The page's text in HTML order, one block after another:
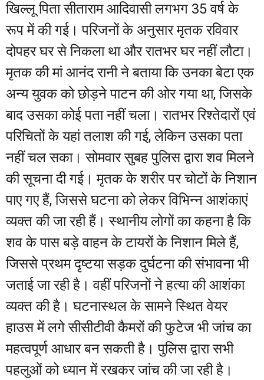
खिल्लू पिता सीताराम आदिवासी लगभग 35 वर्ष के
रूप में की गई। परिजनों के अनुसार मृतक रविवार
दोपहर घर से निकला था और रातभर घर नहीं लौटा।
मृतक की मां आनंद रानी ने बताया कि उनका बेटा एक
अन्य युवक को छोड़ने पाटन की ओर गया था, जिसके
बाद उसका कोई पता नहीं चला। रातभर रिश्तेदारों एवं
परिचितों के यहां तलाश की गई, लेकिन उसका पता
नहीं चल सका। सोमवार सुबह पुलिस द्वारा शव मिलने
की सूचना दी गई। मृतक के शरीर पर चोटों के निशान
पाए गए हैं, जिससे घटना को लेकर विभिन्न आशंकाएं
व्यक्त की जा रही हैं। स्थानीय लोगों का कहना है कि
शव के पास बड़े वाहन के टायरों के निशान मिले हैं,
जिससे प्रथम दृष्टया सड़क दुर्घटना की संभावना भी
जताई जा रही है। वहीं परिजनों ने हत्या की आशंका
व्यक्त की है। घटनास्थल के सामने स्थित वेयर
हाउस में लगे सीसीटीवी कैमरों की फुटेज भी जांच का
महत्वपूर्ण आधार बन सकती है। पुलिस द्वारा सभी
पहलुओं को ध्यान में रखकर जांच की जा रही है।